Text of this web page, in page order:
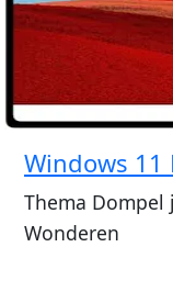
Windows 11
Thema
Wonderen